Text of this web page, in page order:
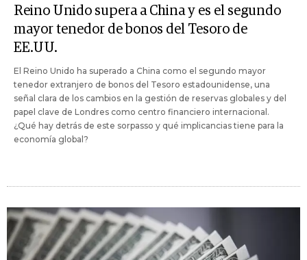
Reino Unido supera a China y es el segundo
mayor tenedor de bonos del Tesoro de
EE.UU.
El Reino Unido ha superado a China como el segundo mayor
tenedor extranjero de bonos del Tesoro estadounidense, una
señal clara de los cambios en la gestión de reservas globales y del
papel clave de Londres como centro financiero internacional.
¿Qué hay detrás de este sorpasso y qué implicancias tiene para la
economía global?